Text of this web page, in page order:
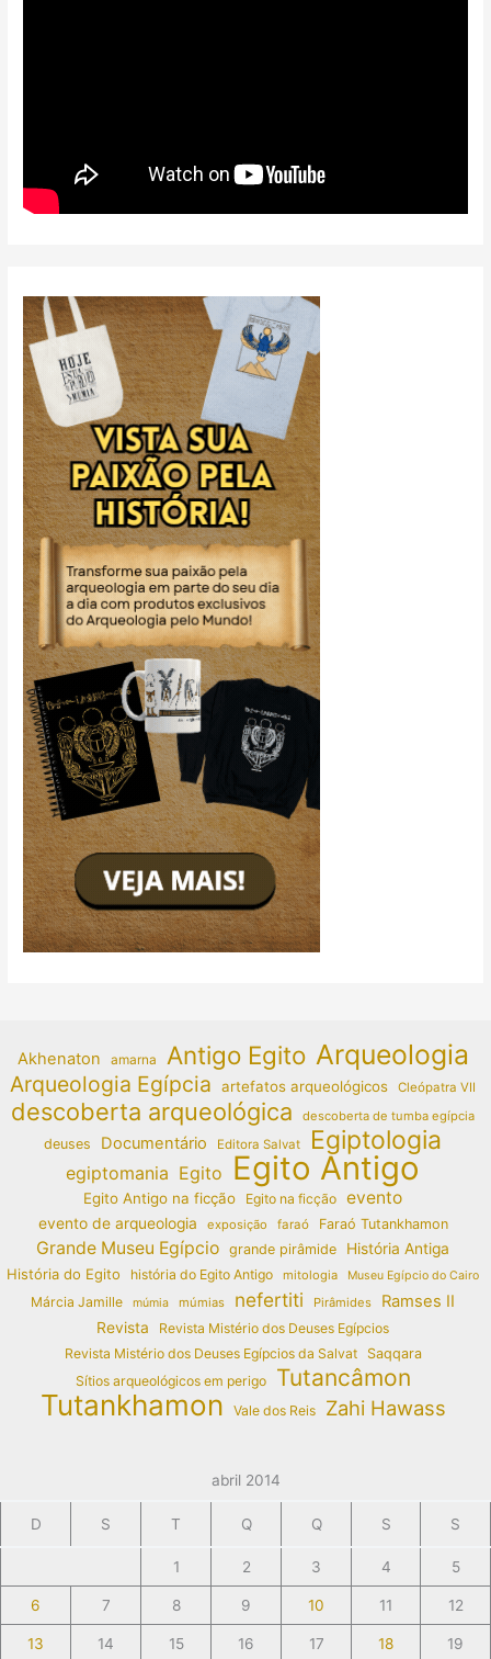
Akhenaton amarna Antigo Egito Arqueologia
Arqueologia Egípcia artefatos arqueológicos Cleópatra VII
descoberta arqueológica descoberta de tumba egípcia
deuses Documentário Editora Salvat Egiptologia
egiptomania Egito Egito Antigo
Egito Antigo na ficção Egito na ficção evento
evento de arqueologia exposição faraó Faraó Tutankhamon
Grande Museu Egípcio grande pirâmide
História Antiga
História do Egito
história do Egito Antigo mitologia Museu Egípcio do Cairo
Márcia Jamille múmia múmias nefertiti Pirâmides Ramses II
Revista
Revista Mistério dos Deuses Egípcios
Revista Mistério dos Deuses Egípcios da Salvat
Saqqara
Sítios arqueológicos em perigo
Tutancâmon
Tutankhamon Vale dos Reis Zahi Hawass
abril 2014
D S T Q Q S S
1 2 3 4 5
6 7 8 9 10 11 12
13 14 15 16 17 18 19